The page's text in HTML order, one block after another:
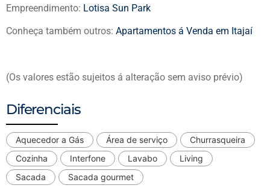
Empreendimento: Lotisa Sun Park
Conheça também outros: Apartamentos á Venda em Itajaí
(Os valores estão sujeitos á alteração sem aviso prévio)
Diferenciais
Aquecedor a Gás Área de serviço
Churrasqueira
Cozinha
Interfone Lavabo
Living
Sacada
Sacada gourmet